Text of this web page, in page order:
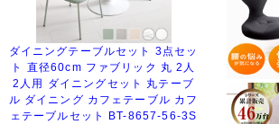
ダイニングテーブルセット 3点セッ
ト 直径60cm ファブリック 丸 2人
2人用 ダイニングセット 丸テーブ
ル ダイニング カフェテーブル カフ
ェテーブルセット BT-8657-56-3S